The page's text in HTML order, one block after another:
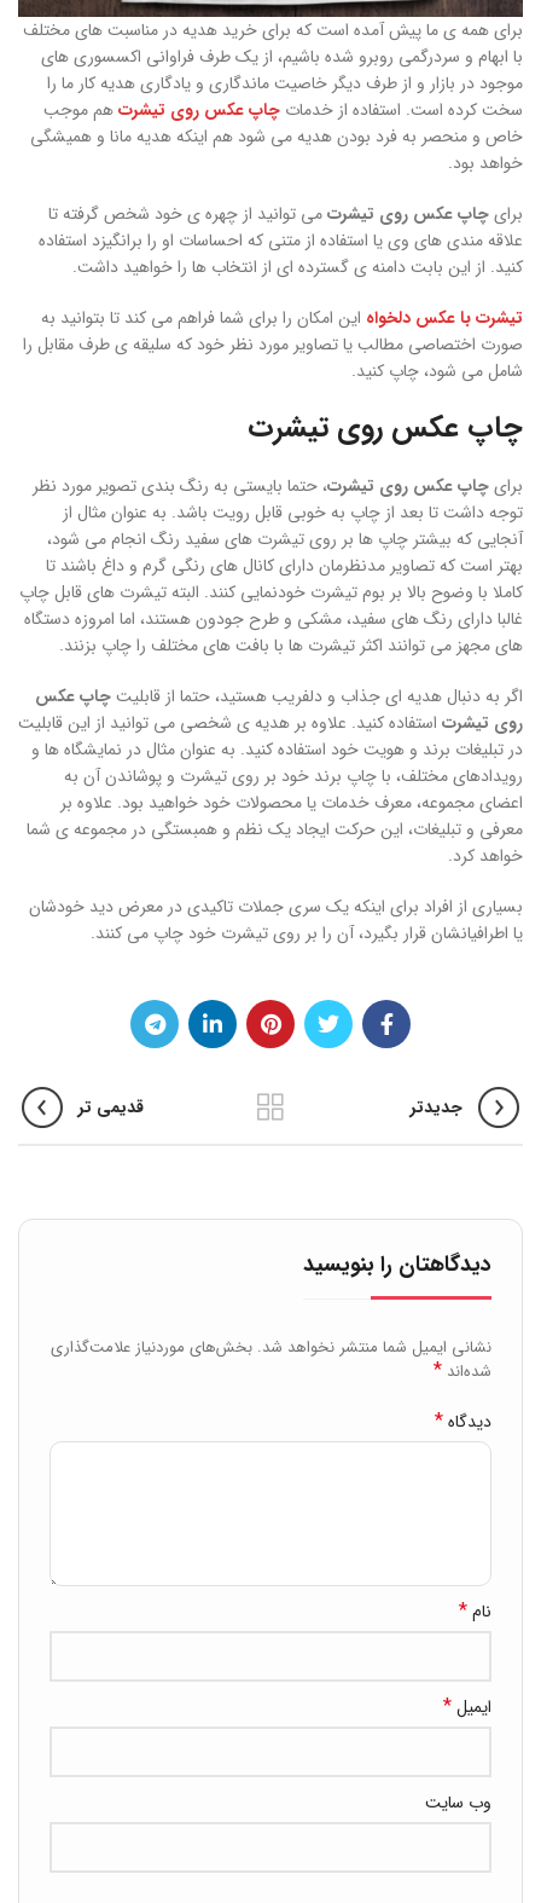
برای همه ی ما پیش آمده است که برای خرید هدیه در مناسبت های مختلف
با ابهام و سردرگمی روبرو شده باشیم، از یک طرف فراوانی اکسسوری های
موجود در بازار و از طرف دیگر خاصیت ماندگاری و یادگاری هدیه کار ما را
سخت کرده است. استفاده از خدمات چاپ عکس روی تیشرتهم موجب
خاص و منحصر به فرد بودن هدیه می شود هم اینکه هدیه مانا و همیشگی
خواهد بود.
برایچاپ عکس روی تیشرتمی توانید از چهره ی خود شخص گرفته تا
علاقه مندی های وی یا استفاده از متنی که احساسات او را برانگیزد استفاده
کنید. از این بابت دامنه ی گسترده ای از انتخاب ها را خواهید داشت.
تیشرت با عکس دلخواه این امکان را برای شما فراهم می کند تا بتوانید به
صورت اختصاصی مطالب یا تصاویر مورد نظر خود که سلیقه ی طرف مقابل را
شامل می شود، چاپ کنید.
چاپ عکس روی تیشرت
برایچاپ عکس روی تیشرت، حتما بایستی به رنگ بندی تصویر مورد نظر
توجه داشت تا بعد از چاپ به خوبی قابل رویت باشد. به عنوان مثال از
آنجایی که بیشتر چاپ ها بر روی تیشرت های سفید رنگ انجام می شود،
بهتر است که تصاویر مدنظرمان دارای کانال های رنگی گرم و داغ باشند تا
کاملا با وضوح بالا بر بوم تیشرت خودنمایی کنند. البته تیشرت های قابل چاپ
غالبا دارای رنگ های سفید، مشکی و طرح جودون هستند، اما امروزه دستگاه
های مجهز می توانند اکثر تیشرت ها با بافت های مختلف را چاپ بزنند.
اگر به دنبال هدیه ای جذاب و دلفریب هستید، حتما از قابلیتچاپ عکس
روی تیشرت استفاده کنید. علاوه بر هدیه ی شخصی می توانید از این قابلیت
در تبلیغات برند و هویت خود استفاده کنید. به عنوان مثال در نمایشگاه ها و
رویدادهای مختلف، با چاپ برند خود بر روی تیشرت و پوشاندن آن به
اعضای مجموعه، معرف خدمات یا محصولات خود خواهید بود. علاوه بر
معرفی و تبلیغات، این حرکت ایجاد یک نظم و همبستگی در مجموعه ی شما
خواهد کرد.
بسیاری از افراد برای اینکه یک سری جملات تاکیدی در معرض دید خودشان
یا اطرافیانشان قرار بگیرد، آن را بر روی تیشرت خود چاپ می کنند.
جدیدتر قدیمی تر
دیدگاهتان را بنویسید
نشانی ایمیل شما منتشر نخواهد شد. بخش‌های موردنیاز علامت‌گذاری
شده‌اند *
دیدگاه*
نام*
ایمیل*
وب‌ سایت